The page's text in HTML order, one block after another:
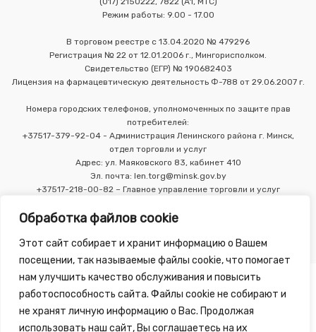
Обработка файлов cookie
Этот сайт собирает и хранит информацию о Вашем
посещении, так называемые файлы cookie, что помогает
нам улучшить качество обслуживания и повысить
работоспособность сайта. Файлы cookie не собирают и
не хранят личную информацию о Вас. Продолжая
использовать наш сайт, Вы соглашаетесь на их
Режим работы: 9.00 - 17.00
В торговом реестре с 13.04.2020 № 479296
Регистрация № 22 от 12.01.2006 г., Мингорисполком.
Свидетельство (ЕГР) № 190682403
Лицензия на фармацевтическую деятельность Ф-788 от 29.06.2007 г.
Номера городских телефонов, уполномоченных по защите прав
потребителей:
+37517-379-92-04 - Администрация Ленинского района г. Минск,
отдел торговли и услуг
Адрес: ул. Маяковского 83, кабинет 410
Эл. почта: len.torg@minsk.gov.by
+37517-218-00-82 – Главное управление торговли и услуг